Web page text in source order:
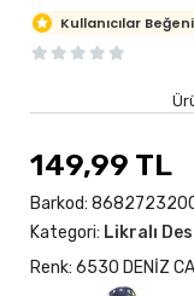
Kullanıcılar
149,99 TL
Barkod:
Kategori: Likralı
Renk: 6530 DENİZ